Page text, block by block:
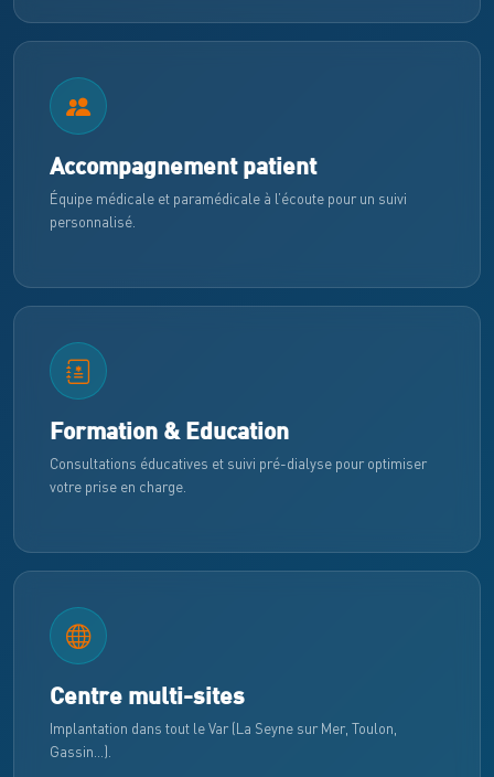
Accompagnement patient
Équipe médicale et paramédicale à l’écoute pour un suivi
personnalisé.
Formation & Education
Consultations éducatives et suivi pré-dialyse pour optimiser
votre prise en charge.
Centre multi-sites
Implantation dans tout le Var (La Seyne sur Mer, Toulon,
Gassin…).